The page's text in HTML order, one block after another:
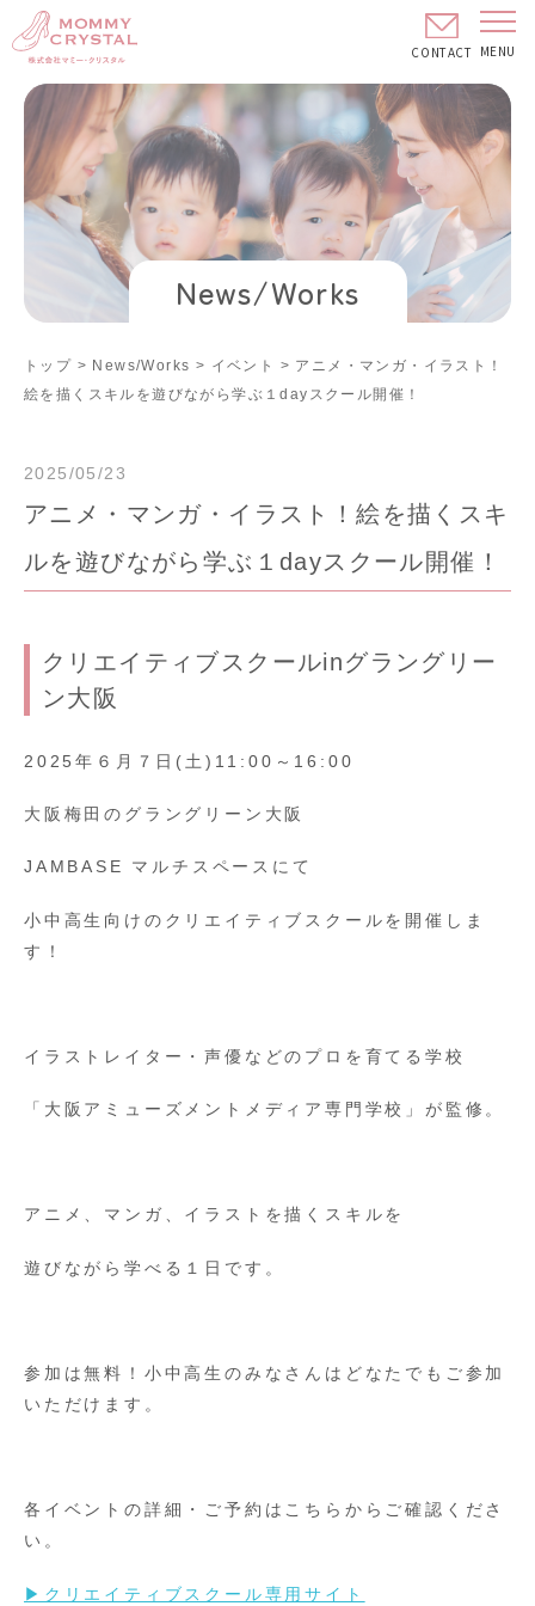
CONTACT MENU
News/Works
トップ > News/Works > イベント > アニメ・マンガ・イラスト！
絵を描くスキルを遊びながら学ぶ１dayスクール開催！
2025/05/23
アニメ・マンガ・イラスト！絵を描くスキ
ルを遊びながら学ぶ１dayスクール開催！
クリエイティブスクールinグラングリー
ン大阪
2025年６月７日(土)11:00～16:00
大阪梅田のグラングリーン大阪
JAMBASE マルチスペースにて
小中高生向けのクリエイティブスクールを開催しま
す！
イラストレイター・声優などのプロを育てる学校
「大阪アミューズメントメディア専門学校」が監修。
アニメ、マンガ、イラストを描くスキルを
遊びながら学べる１日です。
参加は無料！小中高生のみなさんはどなたでもご参加
いただけます。
各イベントの詳細・ご予約はこちらからご確認くださ
い。
▶クリエイティブスクール専用サイト